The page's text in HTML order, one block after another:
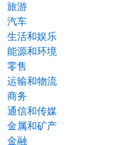
旅游
汽车
生活和娱乐
能源和环境
零售
运输和物流
商务
通信和传媒
金属和矿产
金融